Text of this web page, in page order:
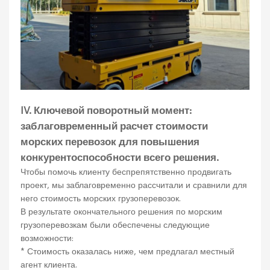
IV. Ключевой поворотный момент:
заблаговременный расчет стоимости
морских перевозок для повышения
конкурентоспособности всего решения.
Чтобы помочь клиенту беспрепятственно продвигать
проект, мы заблаговременно рассчитали и сравнили для
него стоимость морских грузоперевозок.
В результате окончательного решения по морским
грузоперевозкам были обеспечены следующие
возможности:
* Стоимость оказалась ниже, чем предлагал местный
агент клиента.